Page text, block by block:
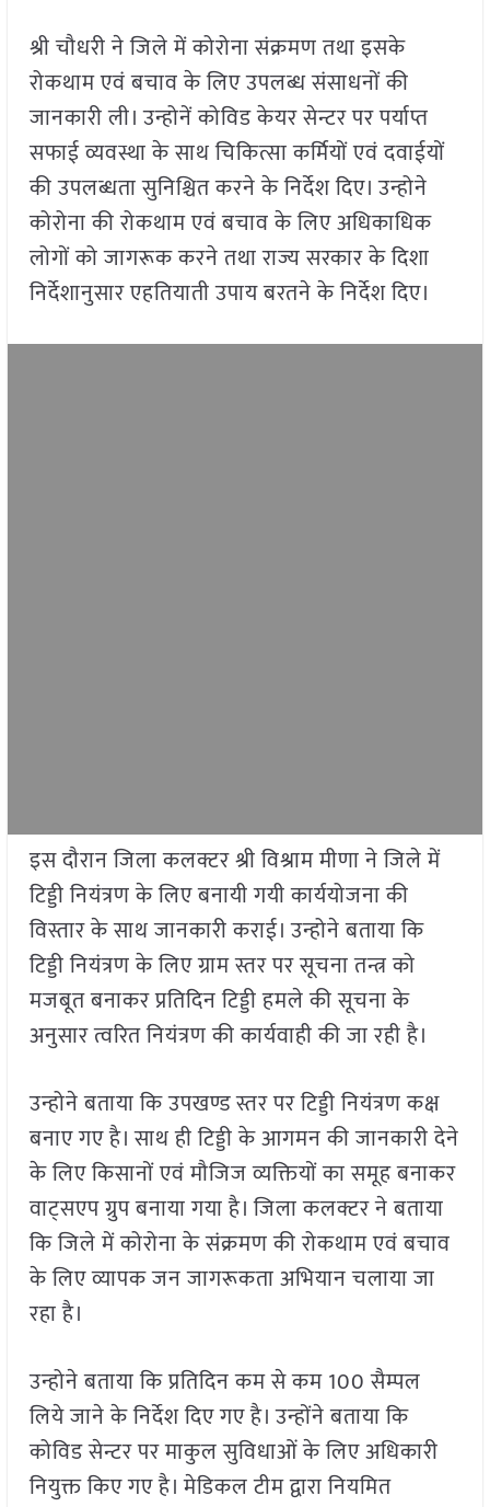
श्री चौधरी ने जिले में कोरोना संक्रमण तथा इसके
रोकथाम एवं बचाव के लिए उपलब्ध संसाधनों की
जानकारी ली। उन्होनें कोविड केयर सेन्टर पर पर्याप्त
सफाई व्यवस्था के साथ चिकित्सा कर्मियों एवं दवाईयों
की उपलब्धता सुनिश्चित करने के निर्देश दिए। उन्होने
कोरोना की रोकथाम एवं बचाव के लिए अधिकाधिक
लोगों को जागरूक करने तथा राज्य सरकार के दिशा
निर्देशानुसार एहतियाती उपाय बरतने के निर्देश दिए।
इस दौरान जिला कलक्टर श्री विश्राम मीणा ने जिले में
टिड्डी नियंत्रण के लिए बनायी गयी कार्ययोजना की
विस्तार के साथ जानकारी कराई। उन्होने बताया कि
टिड्डी नियंत्रण के लिए ग्राम स्तर पर सूचना तन्त्र को
मजबूत बनाकर प्रतिदिन टिड्डी हमले की सूचना के
अनुसार त्वरित नियंत्रण की कार्यवाही की जा रही है।
उन्होने बताया कि उपखण्ड स्तर पर टिड्डी नियंत्रण कक्ष
बनाए गए है। साथ ही टिड्डी के आगमन की जानकारी देने
के लिए किसानों एवं मौजिज व्यक्तियों का समूह बनाकर
वाट्सएप ग्रुप बनाया गया है। जिला कलक्टर ने बताया
कि जिले में कोरोना के संक्रमण की रोकथाम एवं बचाव
के लिए व्यापक जन जागरूकता अभियान चलाया जा
रहा है।
उन्होने बताया कि प्रतिदिन कम से कम 100 सैम्पल
लिये जाने के निर्देश दिए गए है। उन्होंने बताया कि
कोविड सेन्टर पर माकुल सुविधाओं के लिए अधिकारी
नियुक्त किए गए है। मेडिकल टीम द्वारा नियमित